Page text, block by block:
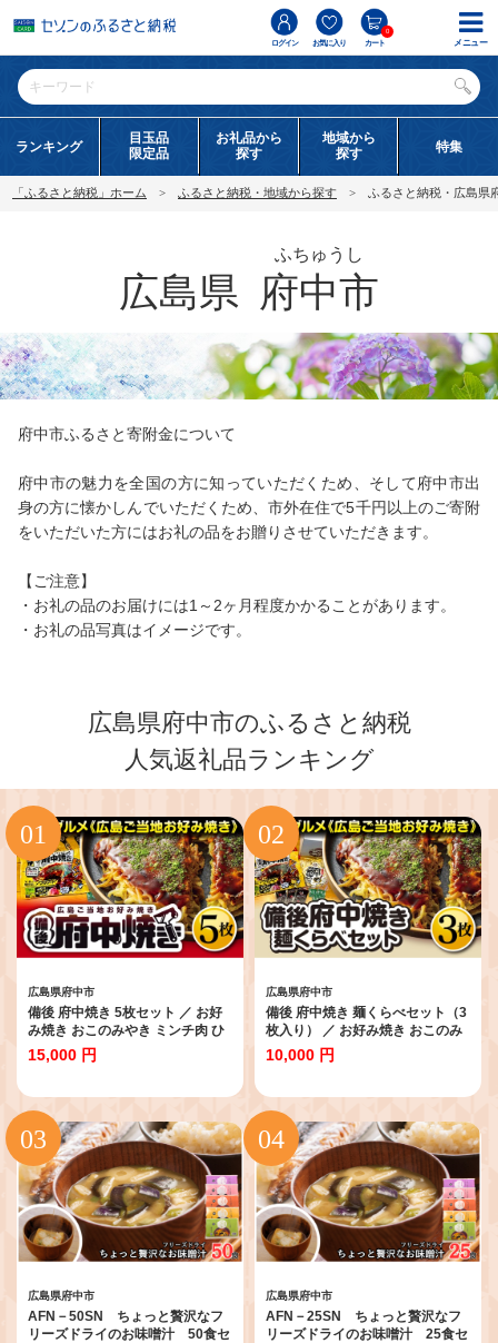
ログイン お気に入り カート
0
ランキング
目玉品
限定品
お礼品から
探す
地域から
探す
特集
「ふるさと納税」ホーム ふるさと納税・地域から探す ふるさと納税・広島県
広島県 府中市
ふちゅうし
府中市ふるさと寄附金について
府中市の魅力を全国の方に知っていただくため、そして府中市出
身の方に懐かしんでいただくため、市外在住で5千円以上のご寄附
をいただいた方にはお礼の品をお贈りさせていただきます。
【ご注意】
・お礼の品のお届けには1～2ヶ月程度かかることがあります。
・お礼の品写真はイメージです。
広島県府中市のふるさと納税
人気返礼品ランキング
広島県府中市
備後 府中焼き 5枚セット ／ お好
み焼き おこのみやき ミンチ肉 ひ
き肉 挽肉 広島風 ご当地 グルメ ソ
ウルフード 本場の味 中はフワッ
わり人気 急速冷凍 お昼ごはん 夜
ごはん 晩ごはん 昼食 夜食 広島県
特産 No.141
15,000 円
広島県府中市
備後 府中焼き 麺くらべセット（3
枚入り） ／ お好み焼き おこのみ
やき たべくらべ 食べ比べ そば麺
辛めん うどん ミンチ肉 ひき肉 挽
ード 本場の味 中はフワッ 外はカ
リッ 一宮 いっきゅう こだわり人
気 急速冷凍 お昼ごはん 夜ごはん
晩ごはん 昼食 夜食 広島県 特産
No.139
10,000 円
広島県府中市
AFN－50SN ちょっと贅沢なフ
リーズドライのお味噌汁 50食セ
広島県府中市
AFN－25SN ちょっと贅沢なフ
リーズドライのお味噌汁 25食セ
メニュー